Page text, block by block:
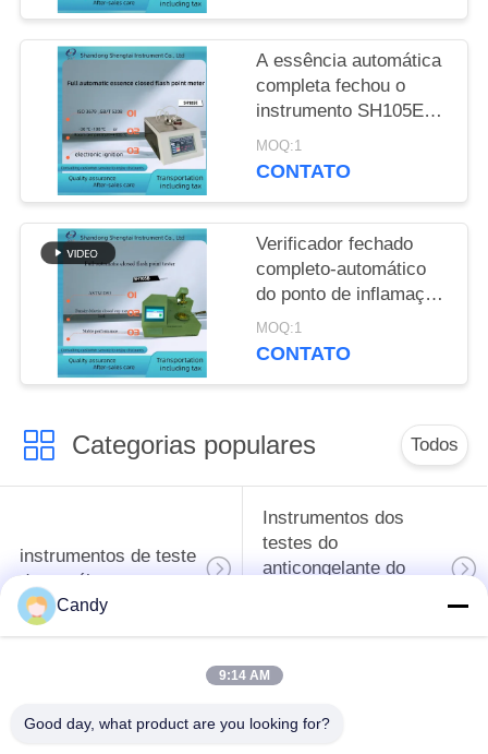
A essência automática
completa fechou o
instrumento SH105E
do ponto de inflamação
isolou a ignição
MOQ:1
CONTATO
Verificador fechado
completo-automático
do ponto de inflamação
do instrumento
SH105B da detecção
MOQ:1
CONTATO
Categorias populares Todos
instrumentos de teste
do petróleo
Instrumentos dos
testes do
anticongelante do
combustível diesel
Equipamento de
transformador
Candy
9:14 AM
Good day, what product are you looking for?